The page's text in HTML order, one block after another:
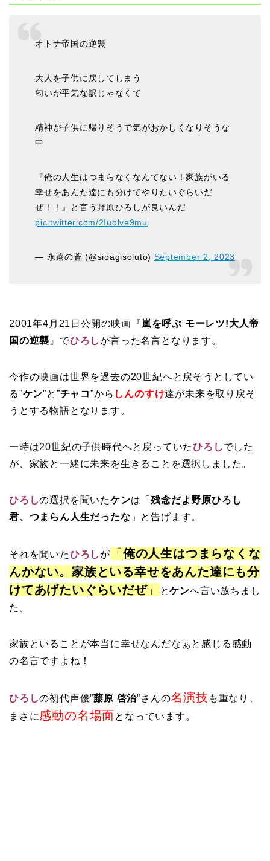
オトナ帝国の逆襲
大人を子供に戻してしまう
匂いが平気な訳じゃなくて
精神が子供に帰りそうで気がおかしくなりそうな
中
『俺の人生はつまらなくなんてない！家族がいる
幸せをあんた達にも分けてやりたいぐらいだ
ぜ！！』と言う野原ひろしが良いんだ
pic.twitter.com/2Iuolve9mu
— 永遠の蒼 (@sioagisoluto) September 2, 2023
2001年4月21日公開の映画『 嵐を呼ぶ モーレツ!大人帝
国の逆襲 』 でひろし が言った名言となります。
今作の映画は世界を過去の20世紀へと戻そうとしてい
る”ケン”と”チャコ”から しんのすけ達が未来を取り戻そ
うとする物語となります。
一時は20世紀の子供時代へと戻っていたひろし でした
が、家族と一緒に未来を生きることを選択しました。
ひろしの選択を聞いたケンは「残念だよ野原ひろし
君、つまらん人生だったな 」と告げます。
それを聞いたひろし が 「 俺の人生はつまらなくな
んかない。家族といる幸せをあんた達にも分
けてあげたいぐらいだぜ」 とケンへ言い放ちまし
た。
家族といることが本当に幸せなんだなぁと感じる感動
の名言ですよね！
ひろしの初代声優”藤原 啓治”さんの名演技 も重なり、
まさに感動の名場面 となっています。